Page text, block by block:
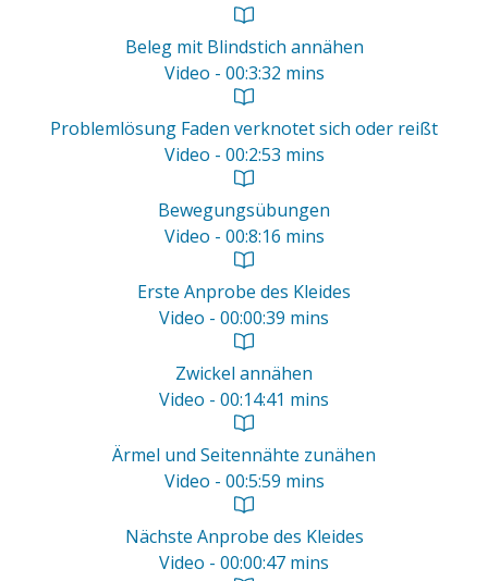
Beleg mit Blindstich annähen
Video - 00:3:32 mins
Problemlösung Faden verknotet sich oder reißt
Video - 00:2:53 mins
Bewegungsübungen
Video - 00:8:16 mins
Erste Anprobe des Kleides
Video - 00:00:39 mins
Zwickel annähen
Video - 00:14:41 mins
Ärmel und Seitennähte zunähen
Video - 00:5:59 mins
Nächste Anprobe des Kleides
Video - 00:00:47 mins